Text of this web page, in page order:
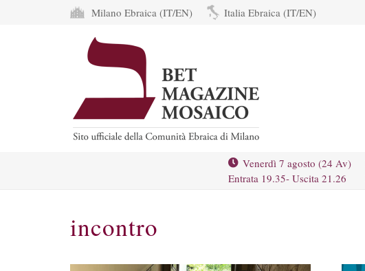
Milano Ebraica (IT/EN) Italia Ebraica (IT/EN)
Venerdì 7 agosto (24 Av)
Entrata 19.35- Uscita 21.26
incontro